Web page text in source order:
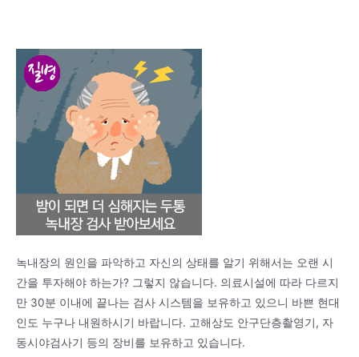
녹내장의 원인을 파악하고 자신의 상태를 알기 위해서는 오랜 시
간을 투자해야 하는가? 그렇지 않습니다. 의료시설에 따라 다르지
만 30분 이내에 끝나는 검사 시스템을 보유하고 있으니 바쁜 현대
인도 누구나 내원하시기 바랍니다. 고해상도 안구단층촬영기, 자
동시야검사기 등의 장비를 보유하고 있습니다.